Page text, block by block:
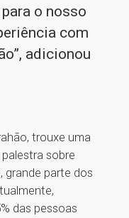
o nosso
com
adicionou
trouxe uma
sobre
grande parte dos
das pessoas